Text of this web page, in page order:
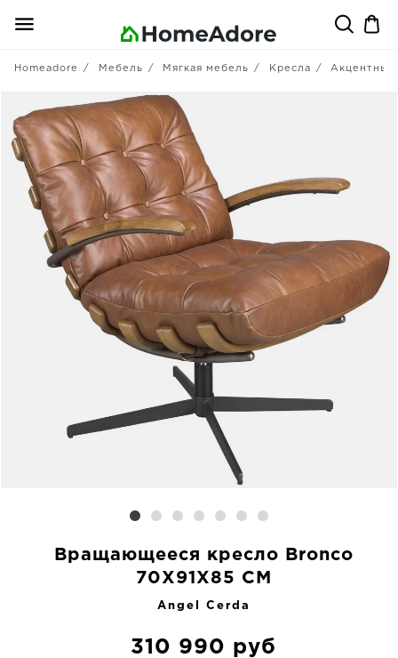
Homeadore Мебель Мягкая мебель Кресла Акцентные
Вращающееся кресло Bronco
70X91X85 CM
Angel Cerda
310 990 руб